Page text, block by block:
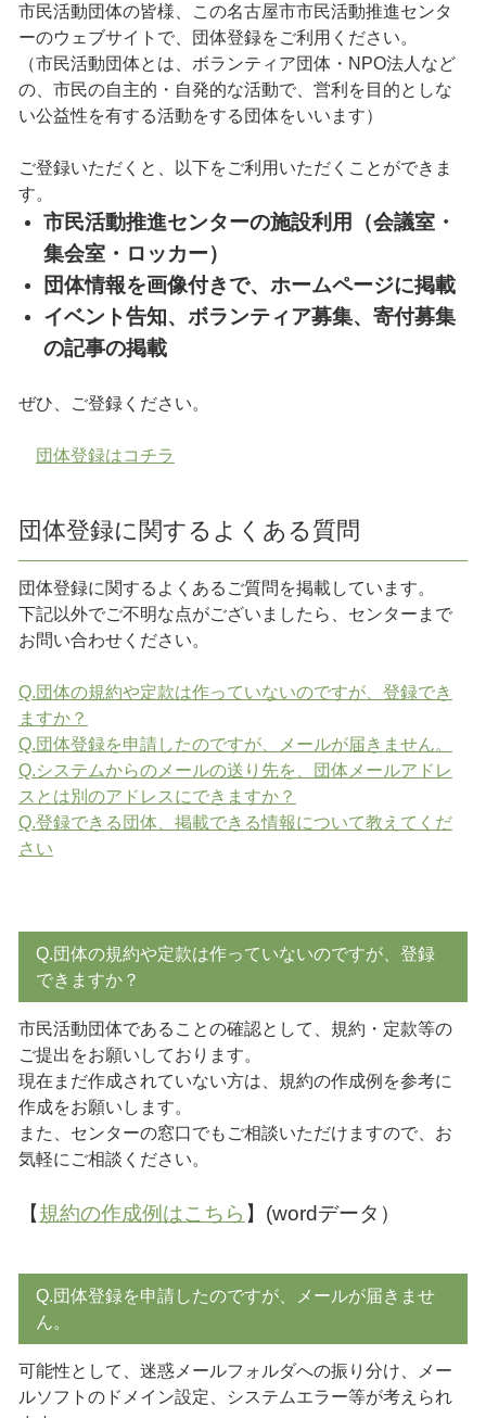
市民活動団体の皆様、この名古屋市市民活動推進センタ
ーのウェブサイトで、団体登録をご利用ください。
（市民活動団体とは、ボランティア団体・NPO法人など
の、市民の自主的・自発的な活動で、営利を目的としな
い公益性を有する活動をする団体をいいます）
ご登録いただくと、以下をご利用いただくことができま
す。
市民活動推進センターの施設利用（会議室・
集会室・ロッカー）
団体情報を画像付きで、ホームページに掲載
イベント告知、ボランティア募集、寄付募集
の記事の掲載
ぜひ、ご登録ください。
団体登録はコチラ
団体登録に関するよくある質問
団体登録に関するよくあるご質問を掲載しています。
下記以外でご不明な点がございましたら、センターまで
お問い合わせください。
Q.団体の規約や定款は作っていないのですが、登録でき
ますか？
Q.団体登録を申請したのですが、メールが届きません。
Q.システムからのメールの送り先を、団体メールアドレ
スとは別のアドレスにできますか？
Q.登録できる団体、掲載できる情報について教えてくだ
さい
Q.団体の規約や定款は作っていないのですが、登録
できますか？
市民活動団体であることの確認として、規約・定款等の
ご提出をお願いしております。
現在まだ作成されていない方は、規約の作成例を参考に
作成をお願いします。
また、センターの窓口でもご相談いただけますので、お
気軽にご相談ください。
【規約の作成例はこちら 】(wordデータ）
Q.団体登録を申請したのですが、メールが届きませ
ん。
可能性として、迷惑メールフォルダへの振り分け、メー
ルソフトのドメイン設定、システムエラー等が考えられ